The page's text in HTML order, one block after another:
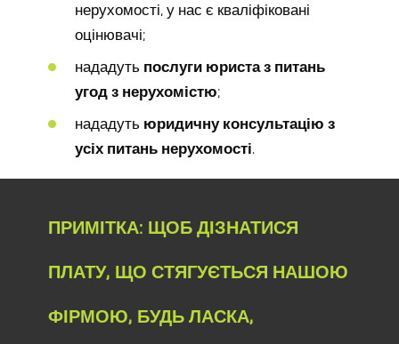
нерухомості, у нас є кваліфіковані
оцінювачі;
нададуть послуги юриста з питань
угод з нерухомістю;
нададуть юридичну консультацію з
усіх питань нерухомості.
ПРИМІТКА: ЩОБ ДІЗНАТИСЯ
ПЛАТУ, ЩО СТЯГУЄТЬСЯ НАШОЮ
ФІРМОЮ, БУДЬ ЛАСКА,